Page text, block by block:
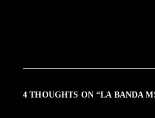
4 THOUGHTS ON “LA BANDA